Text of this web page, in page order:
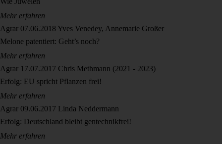
Mehr erfahren
Agrar 07.06.2018 Yves Venedey, Annemarie Großer
Melone patentiert: Geht’s noch?
Mehr erfahren
Agrar 17.07.2017 Chris Methmann (2021 - 2023)
Erfolg: EU spricht Pflanzen frei!
Mehr erfahren
Agrar 09.06.2017 Linda Neddermann
Erfolg: Deutschland bleibt gentechnikfrei!
Mehr erfahren